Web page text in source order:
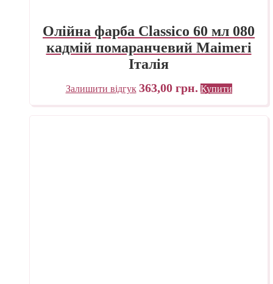
Олійна фарба Classico 60 мл 080
кадмій помаранчевий Maimeri
Італія
Залишити відгук 363,00 грн. Купити